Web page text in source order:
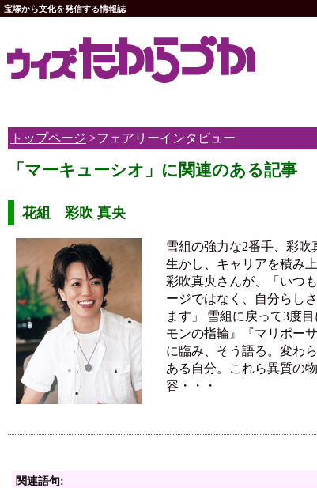
宝塚から文化を発信する情報誌
トップページ >フェアリーインタビュー
「マーキューシオ」に関連のある記事
花組 彩吹 真央
雪組の強力な2番手、彩
生かし、キャリアを積み
彩吹真央さんが、「いつ
ージではなく、自分らし
ます」 雪組に戻って3度
モンの指輪』『マリポー
に臨み、そう語る。変わ
ある自分。これら異質の
容・・・
関連語句: